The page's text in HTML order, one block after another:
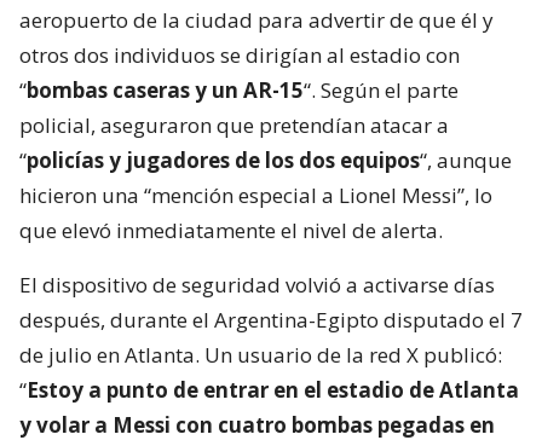
aeropuerto de la ciudad para advertir de que él y
otros dos individuos se dirigían al estadio con
“bombas caseras y un AR-15“. Según el parte
policial, aseguraron que pretendían atacar a
“policías y jugadores de los dos equipos“, aunque
hicieron una “mención especial a Lionel Messi”, lo
que elevó inmediatamente el nivel de alerta.
El dispositivo de seguridad volvió a activarse días
después, durante el Argentina-Egipto disputado el 7
de julio en Atlanta. Un usuario de la red X publicó:
“Estoy a punto de entrar en el estadio de Atlanta
y volar a Messi con cuatro bombas pegadas en